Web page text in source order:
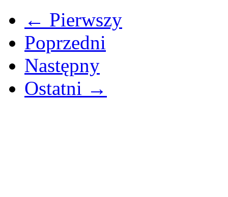
← Pierwszy
Poprzedni
Następny
Ostatni →